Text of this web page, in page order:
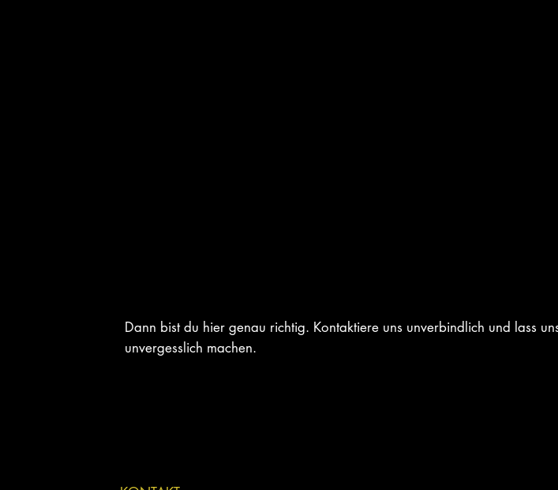
Dann bist du hier genau richtig. Kontaktiere uns unverbindlich und lass
unvergesslich machen.